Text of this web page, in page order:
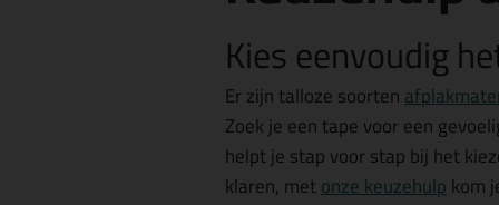
Kies eenvoudig
Er zijn talloze soorten
Zoek je een tape voor een
helpt je stap voor stap bij het
klaren, metonze keuzehulpkom